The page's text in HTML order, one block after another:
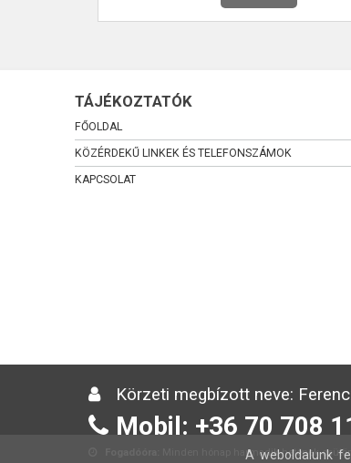
TÁJÉKOZTATÓK
FŐOLDAL
KÖZÉRDEKŰ LINKEK ÉS TELEFONSZÁMOK
KAPCSOLAT
Körzeti megbízott neve:
Mobil: +36 70 708
Minden hónap harmadik hetének
A weboldalunk